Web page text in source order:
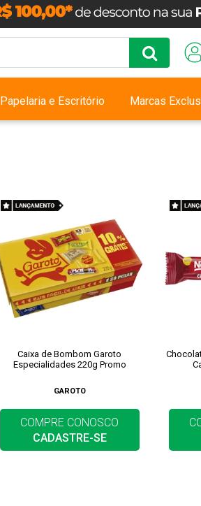
Papelaria e Escritório Marcas
Caixa de Bombom Garoto
Especialidades 220g Promo
GAROTO
COMPRE CONOSCO
CADASTRE-SE